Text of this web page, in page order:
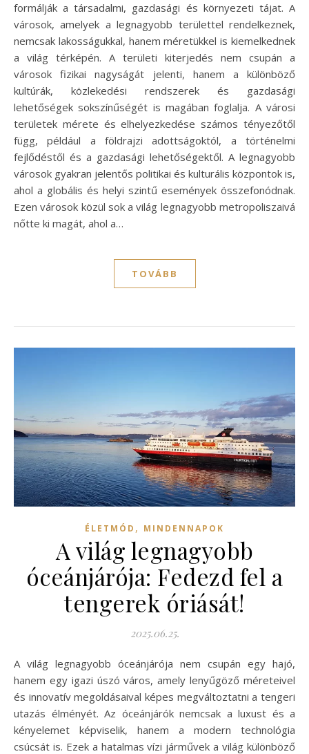
formálják a társadalmi, gazdasági és környezeti tájat. A
városok, amelyek a legnagyobb területtel rendelkeznek,
nemcsak lakosságukkal, hanem méretükkel is kiemelkednek
a világ térképén. A területi kiterjedés nem csupán a
városok fizikai nagyságát jelenti, hanem a különböző
kultúrák, közlekedési rendszerek és gazdasági
lehetőségek sokszínűségét is magában foglalja. A városi
területek mérete és elhelyezkedése számos tényezőtől
függ, például a földrajzi adottságoktól, a történelmi
fejlődéstől és a gazdasági lehetőségektől. A legnagyobb
városok gyakran jelentős politikai és kulturális központok is,
ahol a globális és helyi szintű események összefonódnak.
Ezen városok közül sok a világ legnagyobb metropoliszaivá
nőtte ki magát, ahol a…
TOVÁBB
ÉLETMÓD , MINDENNAPOK
A világ legnagyobb
óceánjárója: Fedezd fel a
tengerek óriását!
2025.06.25.
A világ legnagyobb óceánjárója nem csupán egy hajó,
hanem egy igazi úszó város, amely lenyűgöző méreteivel
és innovatív megoldásaival képes megváltoztatni a tengeri
utazás élményét. Az óceánjárók nemcsak a luxust és a
kényelemet képviselik, hanem a modern technológia
csúcsát is. Ezek a hatalmas vízi járművek a világ különböző